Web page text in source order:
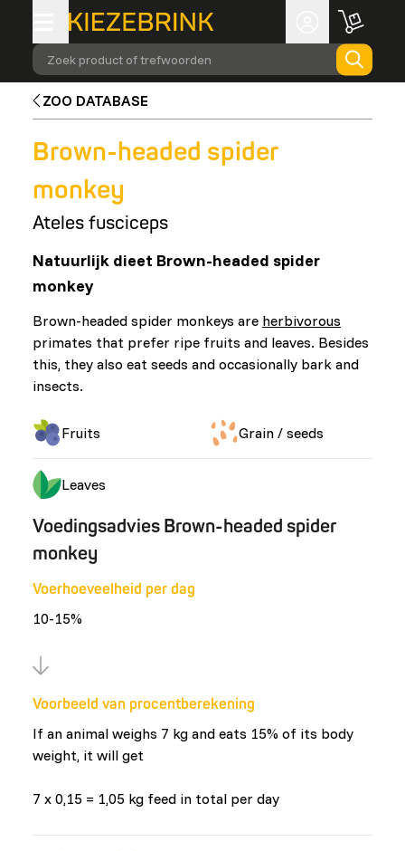
Zoek product of trefwoorden
ZOO DATABASE
Brown-headed spider
monkey
Ateles fusciceps
Natuurlijk dieet Brown-headed spider
monkey
Brown-headed spider monkeys are herbivorous
primates that prefer ripe fruits and leaves. Besides
this, they also eat seeds and occasionally bark and
insects.
Fruits Grain / seeds
Leaves
Voedingsadvies Brown-headed spider
monkey
Voerhoeveelheid per dag
10-15%
Voorbeeld van procentberekening
If an animal weighs 7 kg and eats 15% of its body
weight, it will get
7 x 0,15 = 1,05 kg feed in total per day